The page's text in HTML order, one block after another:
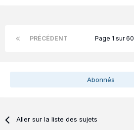
PRÉCÉDENT Page 1 sur 60
Abonnés
Aller sur la liste des sujets